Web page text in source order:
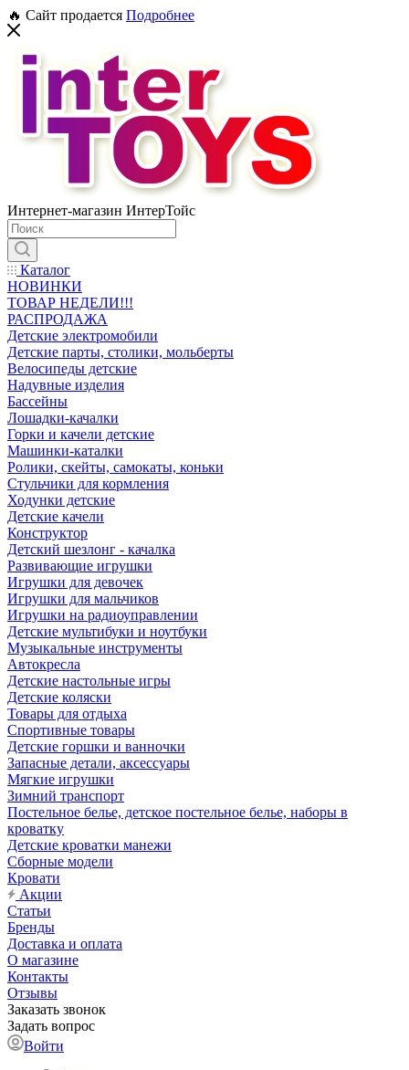
🔥 Сайт продается Подробнее
Интернет-магазин ИнтерТойс
Каталог
НОВИНКИ
ТОВАР НЕДЕЛИ!!!
РАСПРОДАЖА
Детские электромобили
Детские парты, столики, мольберты
Велосипеды детские
Надувные изделия
Бассейны
Лошадки-качалки
Горки и качели детские
Машинки-каталки
Ролики, скейты, самокаты, коньки
Стульчики для кормления
Ходунки детские
Детские качели
Конструктор
Детский шезлонг - качалка
Развивающие игрушки
Игрушки для девочек
Игрушки для мальчиков
Игрушки на радиоуправлении
Детские мультибуки и ноутбуки
Музыкальные инструменты
Автокресла
Детские настольные игры
Детские коляски
Товары для отдыха
Спортивные товары
Детские горшки и ванночки
Запасные детали, аксессуары
Мягкие игрушки
Зимний транспорт
Постельное белье, детское постельное белье, наборы в
кроватку
Детские кроватки манежи
Сборные модели
Кровати
Акции
Статьи
Бренды
Доставка и оплата
О магазине
Контакты
Отзывы
Заказать звонок
Задать вопрос
Войти